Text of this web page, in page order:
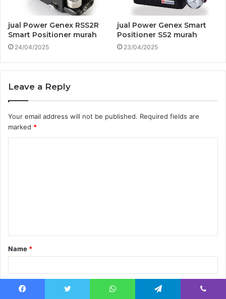
jual Power Genex RSS2R
Smart Positioner murah
24/04/2025
jual Power Genex Smart
Positioner SS2 murah
23/04/2025
Leave a Reply
Your email address will not be published. Required fields are
marked *
t
*
Name *
Email